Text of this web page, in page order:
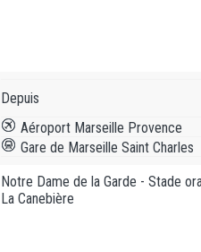
Depuis
Aéroport Marseille Provence
Gare de Marseille Saint Charles
Notre Dame de la Garde - Stade
La Canebière